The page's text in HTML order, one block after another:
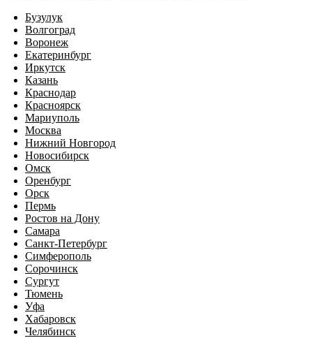
Бузулук
Волгоград
Воронеж
Екатеринбург
Иркутск
Казань
Краснодар
Красноярск
Мариуполь
Москва
Нижний Новгород
Новосибирск
Омск
Оренбург
Орск
Пермь
Ростов на Дону
Самара
Санкт-Петербург
Симферополь
Сорочинск
Сургут
Тюмень
Уфа
Хабаровск
Челябинск